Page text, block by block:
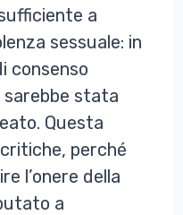
a
sessuale: in
consenso
sarebbe stata
Questa
perché
l’onere della
a